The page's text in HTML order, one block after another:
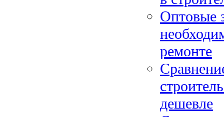
Оптовые
ремонте
дешевле